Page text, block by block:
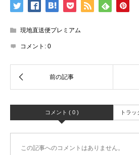
現地直送便プレミアム
コメント: 0
コメント ( 0 ) トラ
この記事へのコメントはありません。